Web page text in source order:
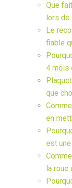
Que
lors de
Le
fiable
4 mois
que
en
est
la roue